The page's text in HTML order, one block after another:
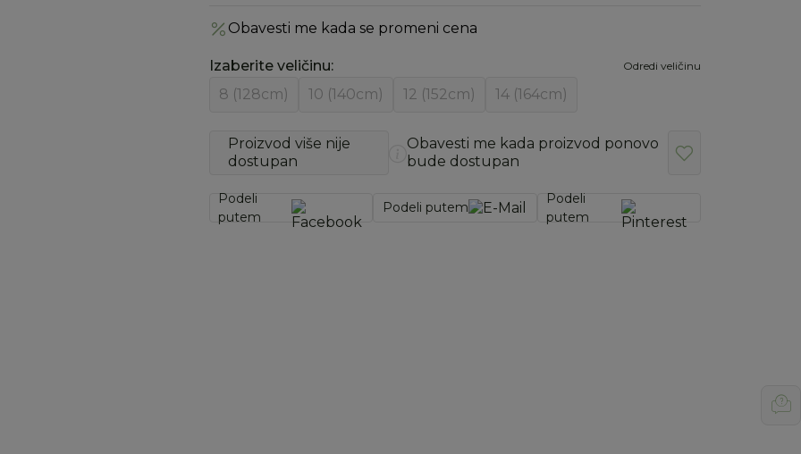
Obavesti me kada se promeni cena
Izaberite veličinu: Odredi veličinu
8 (128cm) 10 (140cm) 12 (152cm) 14 (164cm)
Proizvod više nije
dostupan
Obavesti me kada proizvod ponovo
bude dostupan
Podeli
putem
Podeli putem
Podeli
putem